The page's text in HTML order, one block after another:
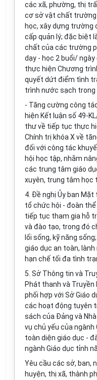
các xã, phường, thị
cơ sở vật chất
học, xây dựng trường
cấp quản lý; đặc biệt
chất của các trường
dạy - học 2 buổi/
thực hiện Chương
quyết dứt điểm tình
trình nước sạch trong
- Tăng cường công
hiện Kết luận số 49-
thư về tiếp tục thực
Chính trị khóa X về
đối với công tác
hội học tập, nhằm
các trung tâm giáo
xuyên, trung tâm học
4. Đề nghị Ủy ban
tổ chức hội - đoàn
tiếp tục tham gia hỗ
và đào tạo, trong đó
lối sống, kỹ năng
giáo dục an toàn,
hạn chế tối đa tình
5. Sở Thông tin và
Phát thanh và
phối hợp với Sở Giáo
các hoạt động tuyên
sách của Đảng và
vụ chủ yếu của ngành
toàn diện giáo dục -
ngành Giáo dục tỉnh
Yêu cầu các sở, ban,
huyện, thị xã, thành